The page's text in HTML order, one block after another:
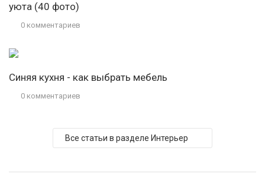
уюта (40 фото)
0 комментариев
Синяя кухня - как выбрать мебель
0 комментариев
Все статьи в разделе Интерьер